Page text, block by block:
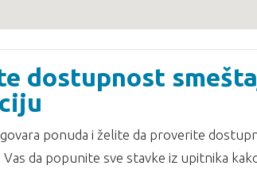
dostupnost
ponuda i želite da proverite
da popunite sve stavke iz upitnika